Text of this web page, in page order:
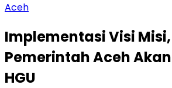
Aceh
Implementasi Visi Misi,
Pemerintah Aceh
HGU